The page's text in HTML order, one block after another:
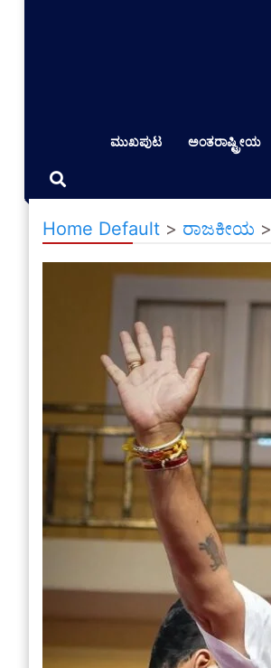
ಮುಖಪುಟ ಅಂತರಾಷ್ಟ್ರೀಯ
Home Default > ರಾಜಕೀಯ >